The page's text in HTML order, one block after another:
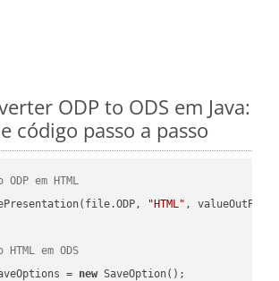
ODP to ODS em Java:
código passo a passo
em HTML
"HTML" ,
em ODS
= new SaveOption();